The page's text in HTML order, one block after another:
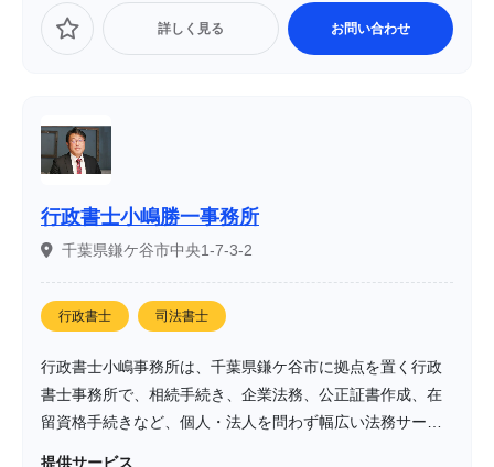
詳しく見る お問い合わせ
行政書士小嶋勝一事務所
千葉県鎌ケ谷市中央1-7-3-2
行政書士 司法書士
行政書士小嶋事務所は、千葉県鎌ケ谷市に拠点を置く行政
書士事務所で、相続手続き、企業法務、公正証書作成、在
留資格手続きなど、個人・法人を問わず幅広い法務サービ
提供サービス